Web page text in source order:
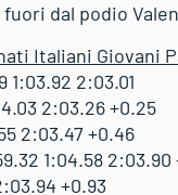
dal podio
Italiani Giovani
1:03.92 2:03.01
2:03.26 +0.25
2:03.47 +0.46
1:04.58 2:03.90
+0.93